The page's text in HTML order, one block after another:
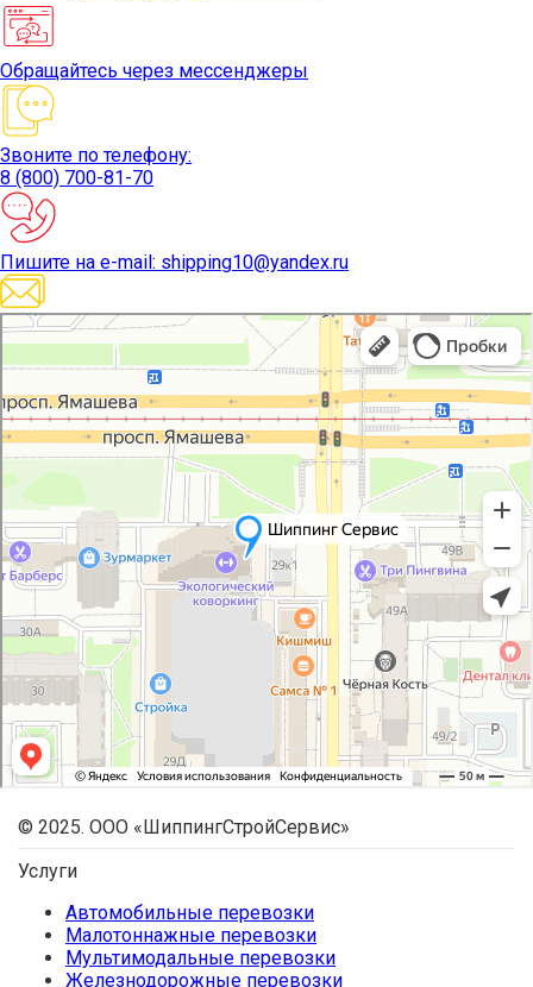
Обращайтесь через мессенджеры
Звоните по телефону:
8 (800) 700-81-70
Пишите на e-mail: shipping10@yandex.ru
© 2025. ООО «ШиппингСтройСервис»
Услуги
Автомобильные перевозки
Малотоннажные перевозки
Мультимодальные перевозки
Железнодорожные перевозки